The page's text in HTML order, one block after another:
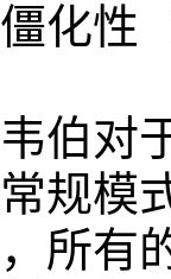
化性
对于
规模
所有